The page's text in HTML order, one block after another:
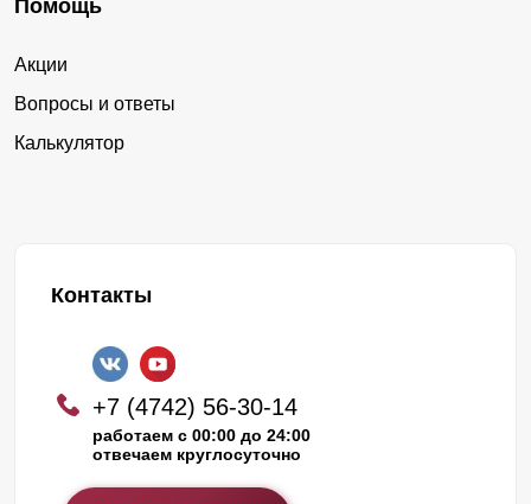
Помощь
Акции
Вопросы и ответы
Калькулятор
Контакты
+7 (4742) 56-30-14
работаем с 00:00 до 24:00
отвечаем круглосуточно